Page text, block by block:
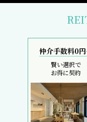
仲介手数料0
賢い選択で
お得に契約